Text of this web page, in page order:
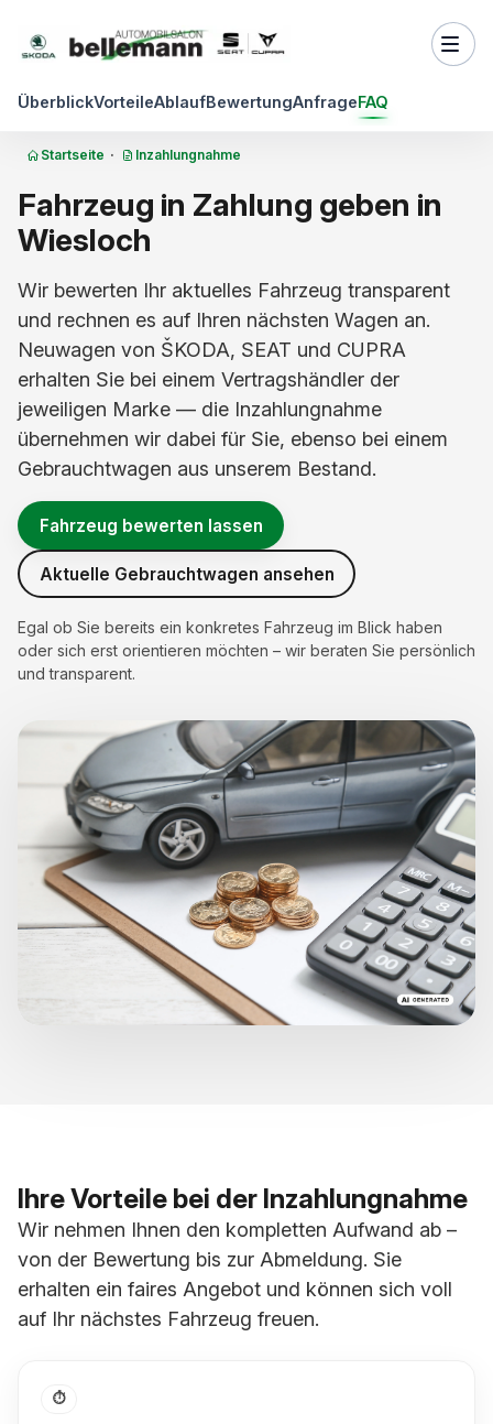
ÜberblickVorteileAblaufBewertungAnfrageFAQ
Startseite · Inzahlungnahme
Fahrzeug in Zahlung geben in
Wiesloch
Wir bewerten Ihr aktuelles Fahrzeug transparent
und rechnen es auf Ihren nächsten Wagen an.
Neuwagen von ŠKODA, SEAT und CUPRA
erhalten Sie bei einem Vertragshändler der
jeweiligen Marke — die Inzahlungnahme
übernehmen wir dabei für Sie, ebenso bei einem
Gebrauchtwagen aus unserem Bestand.
Fahrzeug bewerten lassen
Aktuelle Gebrauchtwagen ansehen
Egal ob Sie bereits ein konkretes Fahrzeug im Blick haben
oder sich erst orientieren möchten – wir beraten Sie persönlich
und transparent.
Ihre Vorteile bei der Inzahlungnahme
Wir nehmen Ihnen den kompletten Aufwand ab –
von der Bewertung bis zur Abmeldung. Sie
erhalten ein faires Angebot und können sich voll
auf Ihr nächstes Fahrzeug freuen.
⏱